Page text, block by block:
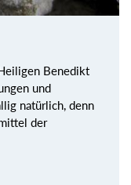
Benedikt
und
natürlich, denn
der